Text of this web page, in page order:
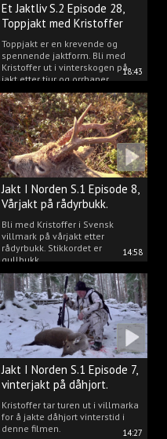
18:43
Et Jaktliv S.2 Episode 28,
Toppjakt med Kristoffer
Clausen
Toppjakt er en krevende og
spennende jaktform. Bli med
Kristoffer ut i vinterskogen på
jakt etter tiur og orrhaner.
14:58
Jakt I Norden S.1 Episode 8,
Vårjakt på rådyrbukk.
Bli med Kristoffer i Svensk
villmark på vårjakt etter
rådyrbukk. Stikkordet er
gullbukk.
14:27
Jakt I Norden S.1 Episode 7,
vinterjakt på dåhjort.
Kristoffer tar turen ut i villmarka
for å jakte dåhjort vinterstid i
denne filmen.